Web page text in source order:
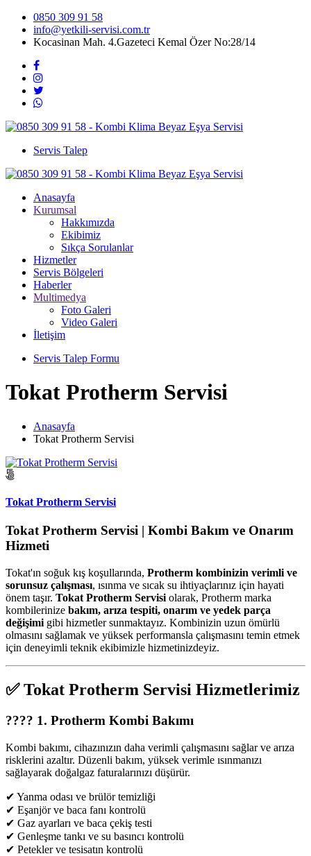
0850 309 91 58
info@yetkili-servisi.com.tr
Kocasinan Mah. 4.Gazeteci Kemal Özer No:28/14
Servis Talep
Anasayfa
Kurumsal
Hakkımızda
Ekibimiz
Sıkça Sorulanlar
Hizmetler
Servis Bölgeleri
Haberler
Multimedya
Foto Galeri
Video Galeri
İletişim
Servis Talep Formu
Tokat Protherm Servisi
Anasayfa
Tokat Protherm Servisi
Tokat Protherm Servisi
Tokat Protherm Servisi | Kombi Bakım ve Onarım
Hizmeti
Tokat'ın soğuk kış koşullarında, Protherm kombinizin verimli ve
sorunsuz çalışması, ısınma ve sıcak su ihtiyaçlarınız için hayati
önem taşır. Tokat Protherm Servisi olarak, Protherm marka
kombilerinize bakım, arıza tespiti, onarım ve yedek parça
değişimi gibi hizmetler sunmaktayız. Kombinizin uzun ömürlü
olmasını sağlamak ve yüksek performansla çalışmasını temin etmek
için deneyimli teknik ekibimizle hizmetinizdeyiz.
✅Tokat Protherm Servisi Hizmetlerimiz
???? 1. Protherm Kombi Bakımı
Kombi bakımı, cihazınızın daha verimli çalışmasını sağlar ve arıza
risklerini azaltır. Düzenli bakım, yüksek verimle ısınmanızı
sağlayarak doğalgaz faturalarınızı düşürür.
✔ Yanma odası ve brülör temizliği
✔ Eşanjör ve baca fanı kontrolü
✔ Gaz ayarları ve baca çekiş testi
✔ Genleşme tankı ve su basıncı kontrolü
✔ Petekler ve tesisatın kontrolü